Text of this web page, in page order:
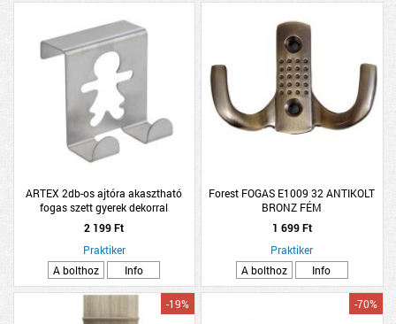
ARTEX 2db-os ajtóra akasztható
fogas szett gyerek dekorral
2 199 Ft
Praktiker
A bolthoz
Info
Forest FOGAS E1009 32 ANTIKOLT
BRONZ FÉM
1 699 Ft
Praktiker
A bolthoz
Info
-19% -70%